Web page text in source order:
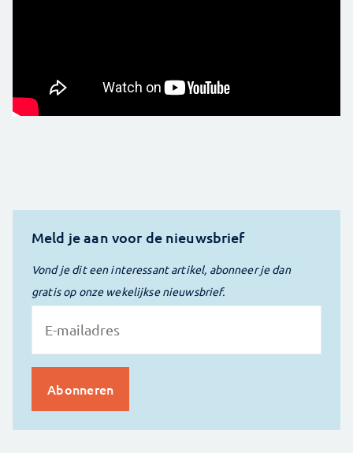
Meld je aan voor de nieuwsbrief
Vond je dit een interessant artikel, abonneer je dan
gratis op onze wekelijkse nieuwsbrief.